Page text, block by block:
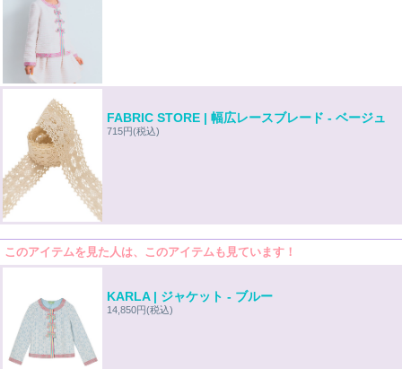
FABRIC STORE | 幅広レースブレード - ベージュ
715円(税込)
このアイテムを見た人は、このアイテムも見ています！
KARLA | ジャケット - ブルー
14,850円(税込)